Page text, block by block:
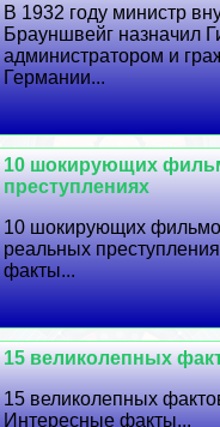
В 1932 году министр
Брауншвейг назначил
администратором и
Германии...
10 шокирующих
преступлениях
10 шокирующих
реальных
факты...
15 великолепных
15 великолепных
Интересные факты...